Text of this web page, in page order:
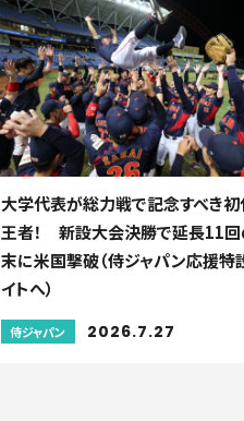
大学代表が総力戦で記念すべき初
王者！ 新設大会決勝で延長11回
末に米国撃破（侍ジャパン応援特
イトへ）
侍ジャパン 2026.7.27